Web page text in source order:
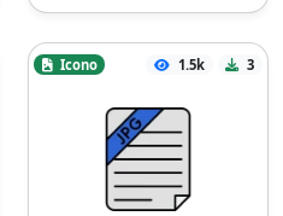
Icono 1.5k 3